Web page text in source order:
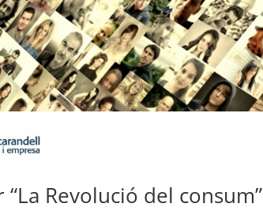
Revolució del consum”